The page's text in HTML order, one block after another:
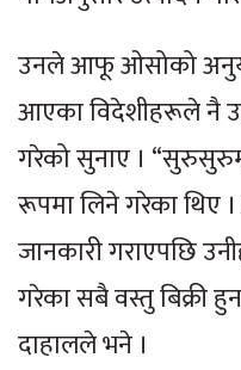
उनले आफू ओसोको
आएका विदेशीहरूले नै
गरेको सुनाए ।
रूपमा लिने गरेका थिए
जानकारी गराएपछि
गरेका सबै वस्तु बिक्री
दाहालले भने ।